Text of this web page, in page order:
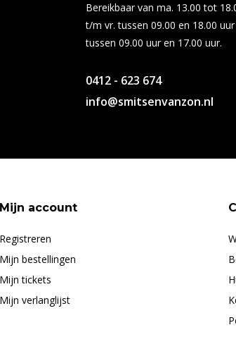
Bereikbaar van ma. 13.00 tot
t/m vr. tussen 09.00 en 18.00 uur
tussen 09.00 uur en 17.00 uur.
0412 - 623 674
info@smitsenvanzon.nl
Mijn account
Registreren
Mijn bestellingen
Mijn tickets
Mijn verlanglijst